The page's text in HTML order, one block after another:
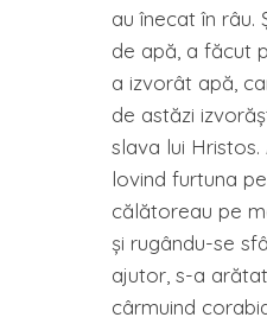
au înecat în râu.
de apă, a făcut
a izvorât apă,
de astăzi
slava lui
lovind furtuna
călătoreau pe
şi rugându-se
ajutor, s-a
cârmuind